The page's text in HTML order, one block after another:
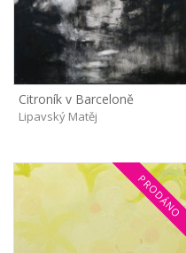
Citroník v Barceloně
Lipavský Matěj
PRODÁNO